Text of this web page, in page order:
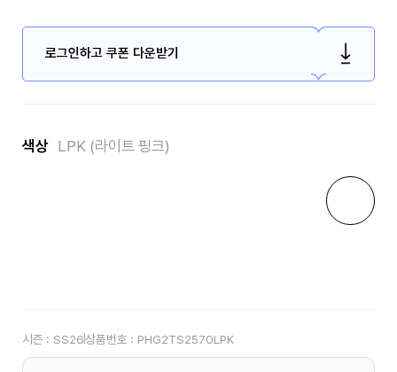
로그인하고 쿠폰 다운받기
색상 LPK (라이트 핑크)
시즌 : SS26상품번호 : PHG2TS2570LPK